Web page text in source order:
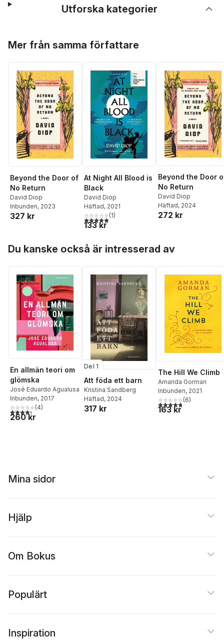
Utforska kategorier
Mer från samma författare
Beyond the Door of
No Return
David Diop
Inbunden, 2023
327 kr
At Night All Blood is
Black
David Diop
Häftad, 2021
5,0utav 5 stjärnor. Totalt antal röster:
(1)
133 kr
Beyond the Door
No Return
David Diop
Häftad, 2024
272 kr
Du kanske också är intresserad av
En allmän teori om
glömska
José Eduardo Agualusa
Inbunden, 2017
4,3utav 5 stjärnor. Totalt antal röster:
(4)
260 kr
Del 1
Att föda ett barn
Kristina Sandberg
Häftad, 2024
317 kr
The Hill We Climb
Amanda Gorman
Inbunden, 2021
4,8utav 5 stjärnor.
(6)
163 kr
Mina sidor
Hjälp
Om Bokus
Populärt
Inspiration